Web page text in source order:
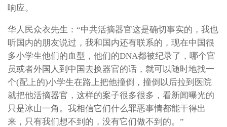
响应。
华人民众衣先生：“中共活摘器官这是确切事实的，我也
听国内的朋友说过，我和国内还有联系的，现在中国很
多小学生他们的血型，他们的DNA都被纪录了，哪个官
员或者外国人到中国去换器官的话，就可以随时地找一
个(配上的)小学生在路上把他撞倒，撞倒以后拉到医院
就把他活摘器官，这样的案子很多很多，看新闻曝光的
只是冰山一角。我相信它们什么罪恶事情都能干得出
来，只有我们想不到的，没有它们做不到的。”